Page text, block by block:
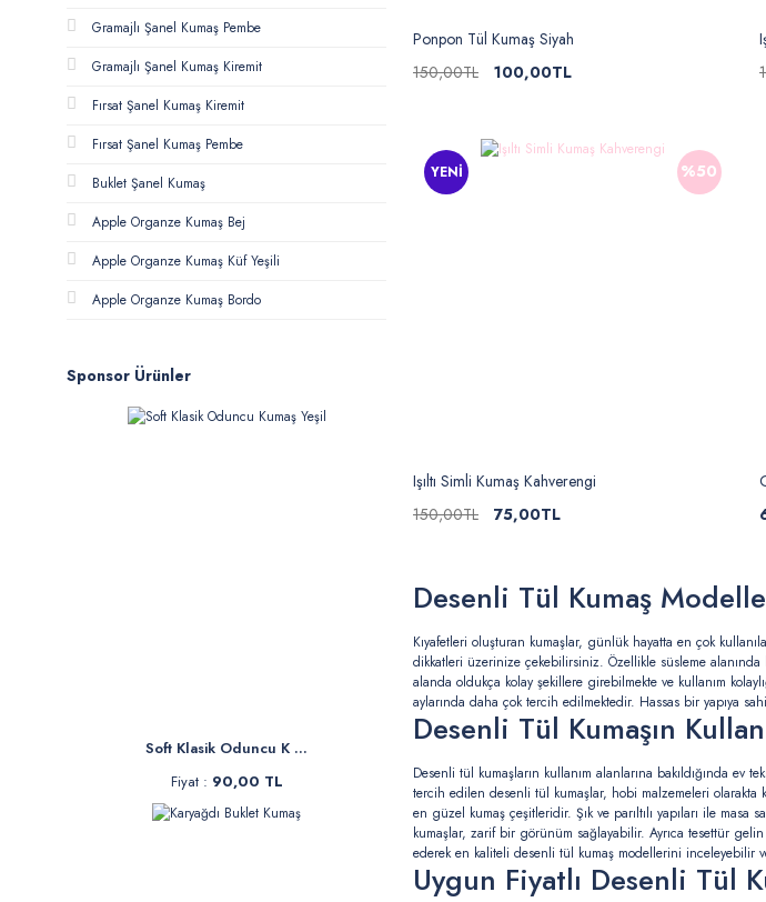
Gramajlı Şanel Kumaş Pembe
Gramajlı Şanel Kumaş Kiremit
Fırsat Şanel Kumaş Kiremit
Fırsat Şanel Kumaş Pembe
Buklet Şanel Kumaş
Apple Organze Kumaş Bej
Apple Organze Kumaş Küf Yeşili
Apple Organze Kumaş Bordo
Sponsor Ürünler
Soft Klasik Oduncu K ...
Fiyat : 90,00 TL
Ponpon Tül Kumaş Siyah
150,00TL
100,00TL
%50
YENİ
Işıltı Simli Kumaş Kahverengi
150,00TL
75,00TL
Desenli Tül Kumaş
Kıyafetleri oluşturan kumaşlar, günlük hayatta en çok
dikkatleri üzerinize çekebilirsiniz. Özellikle süsleme
alanda oldukça kolay şekillere girebilmekte ve kullanım
aylarında daha çok tercih edilmektedir. Hassas bir yapıya
Desenli Tül Kumaşın
Desenli tül kumaşların kullanım alanlarına bakıldığında ev
tercih edilen desenli tül kumaşlar, hobi malzemeleri olarakta
en güzel kumaş çeşitleridir. Şık ve parıltılı yapıları ile
kumaşlar, zarif bir görünüm sağlayabilir. Ayrıca tesettür
ederek en kaliteli desenli tül kumaş modellerini inceleyebilir
Uygun Fiyatlı Desenli Tül